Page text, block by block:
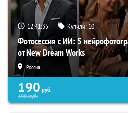
12:41:34 Купили:10
Фотосессия с ИИ: 5
от New Dream Works
Россия
190 руб.
490руб.